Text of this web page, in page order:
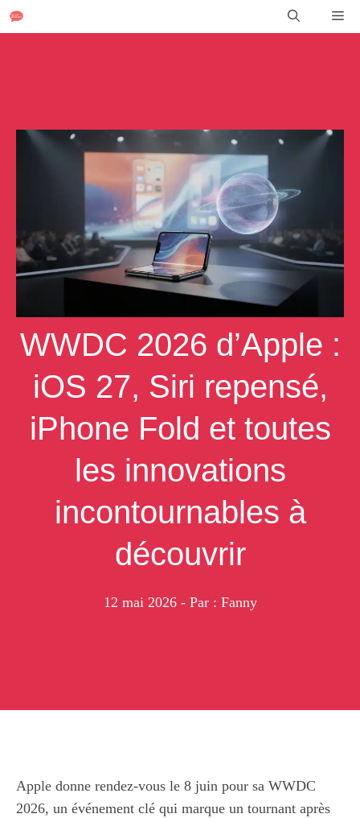
Aller
au
WWDC 2026 d’Apple :
iOS 27, Siri repensé,
iPhone Fold et toutes
les innovations
incontournables à
découvrir
12 mai 2026 - Par : Fanny
Apple donne rendez-vous le 8 juin pour sa WWDC
2026, un événement clé qui marque un tournant après